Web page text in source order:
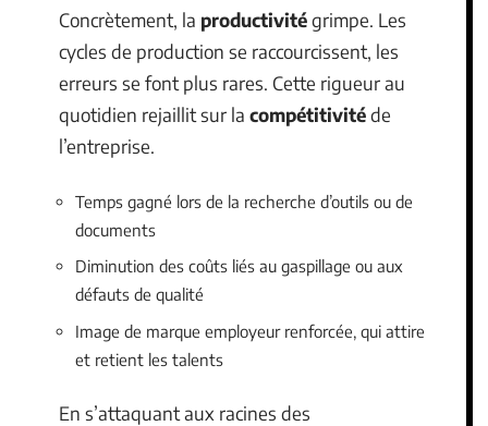
Concrètement, la productivitégrimpe. Les
cycles de production se raccourcissent, les
erreurs se font plus rares. Cette rigueur au
quotidien rejaillit sur la compétitivitéde
l’entreprise.
Temps gagné lors de la recherche d’outils ou de
documents
Diminution des coûts liés au gaspillage ou aux
défauts de qualité
Image de marque employeur renforcée, qui attire
et retient les talents
En s’attaquant aux racines des